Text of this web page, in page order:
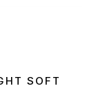
SOFT